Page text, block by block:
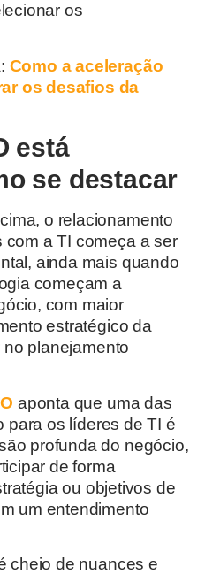
os
Como a aceleração
os desafios da
está
se destacar
o relacionamento
a TI começa a ser
ainda mais quando
começam a
com maior
estratégico da
planejamento
aponta que uma das
para os líderes de TI é
profunda do negócio,
de forma
ou objetivos de
um entendimento
cheio de nuances e